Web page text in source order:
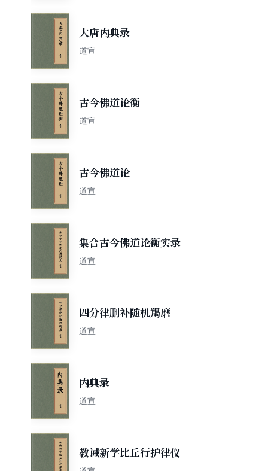
大唐内典录
道宣
古今佛道论衡
道宣
古今佛道论
道宣
集合古今佛道论衡实录
道宣
四分律删补随机羯磨
道宣
内典录
道宣
教诫新学比丘行护律仪